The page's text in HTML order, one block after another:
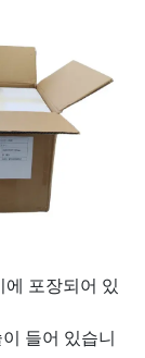
포장되어 있
들어 있습니